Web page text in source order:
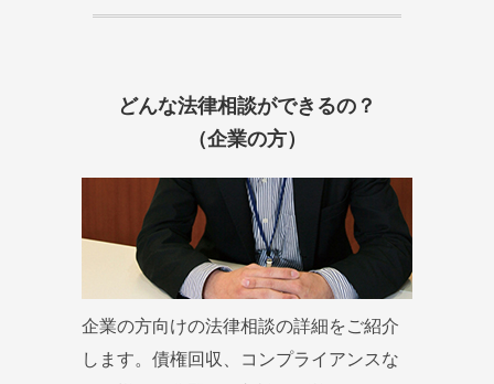
どんな法律相談ができるの？
（企業の方）
企業の方向けの法律相談の詳細をご紹介
します。債権回収、コンプライアンスな